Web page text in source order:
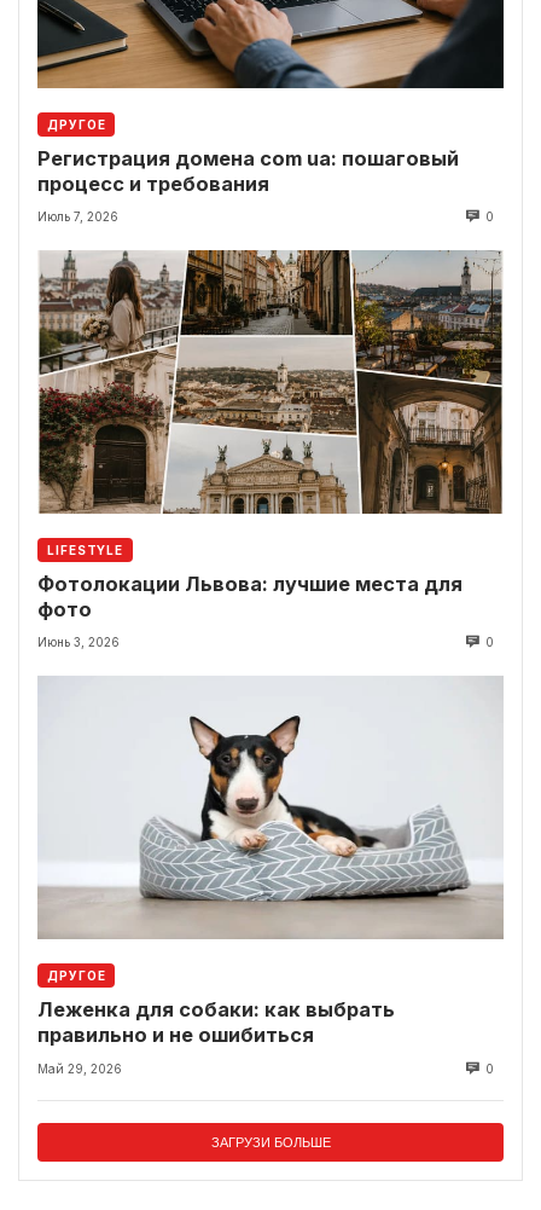
ДРУГОЕ
Регистрация домена com ua: пошаговый
процесс и требования
Июль 7, 2026 0
LIFESTYLE
Фотолокации Львова: лучшие места для
фото
Июнь 3, 2026 0
ДРУГОЕ
Леженка для собаки: как выбрать
правильно и не ошибиться
Май 29, 2026 0
ЗАГРУЗИ БОЛЬШЕ